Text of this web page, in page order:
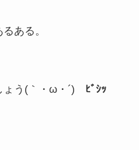
ある。
う(｀・ω・´)ゞ ﾋﾞｼｯ